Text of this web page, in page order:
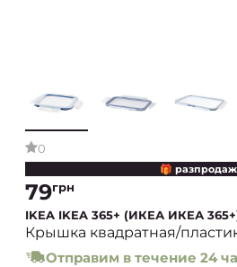
0
🎁
79грн
IKEA IKEA 365+ (ИКЕА ИКЕА
Крышка квадратная/
Отправим в течение 24